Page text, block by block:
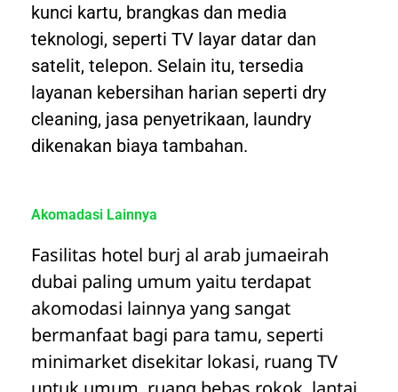
kunci kartu, brangkas dan media
teknologi, seperti TV layar datar dan
satelit, telepon. Selain itu, tersedia
layanan kebersihan harian seperti dry
cleaning, jasa penyetrikaan, laundry
dikenakan biaya tambahan.
Akomadasi Lainnya
Fasilitas hotel burj al arab jumaeirah
dubai paling umum yaitu terdapat
akomodasi lainnya yang sangat
bermanfaat bagi para tamu, seperti
minimarket disekitar lokasi, ruang TV